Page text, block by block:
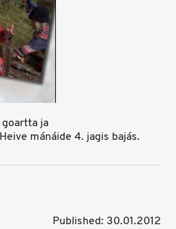
ja
mánáide 4. jagis bajás.
Published: 30.01.2012